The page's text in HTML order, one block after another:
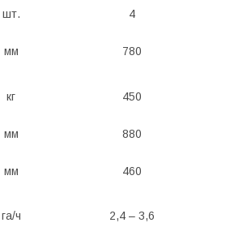
шт. 4
мм 780
кг 450
мм 880
мм 460
га/ч 2,4 – 3,6